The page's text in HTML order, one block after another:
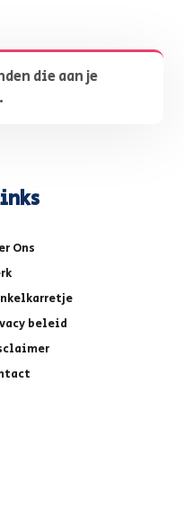
die aan je
Ons
beleid